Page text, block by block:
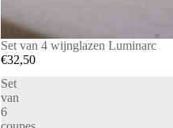
Set van 4 wijnglazen Luminarc
€32,50
Set
van
6